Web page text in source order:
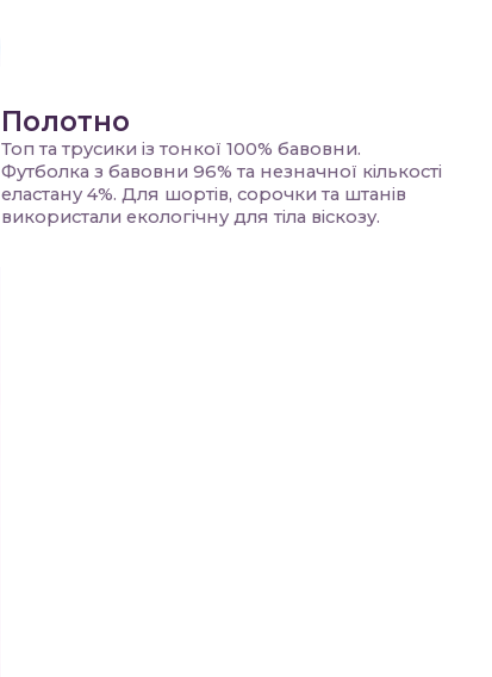
Полотно
Топ та трусики із тонкої 100% бавовни.
Футболка з бавовни 96% та незначної кількості
еластану 4%. Для шортів, сорочки та штанів
використали екологічну для тіла віскозу.